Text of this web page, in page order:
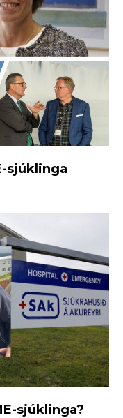
sjúklinga
sjúklinga?